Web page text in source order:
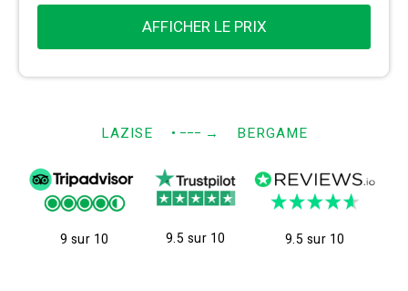
AFFICHER LE PRIX
LAZISE • −−− → BERGAME
9 sur 10 9.5 sur 10 9.5 sur 10